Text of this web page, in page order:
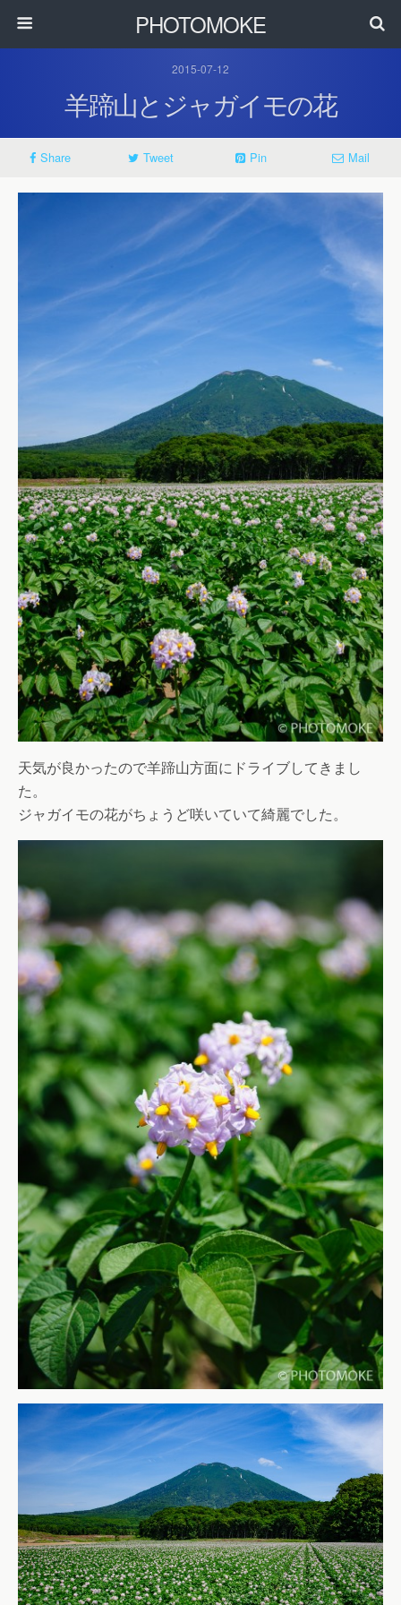
PHOTOMOKE
2015-07-12
羊蹄山とジャガイモの花
Share Tweet Pin Mail
天気が良かったので羊蹄山方面にドライブしてきまし
た。
ジャガイモの花がちょうど咲いていて綺麗でした。